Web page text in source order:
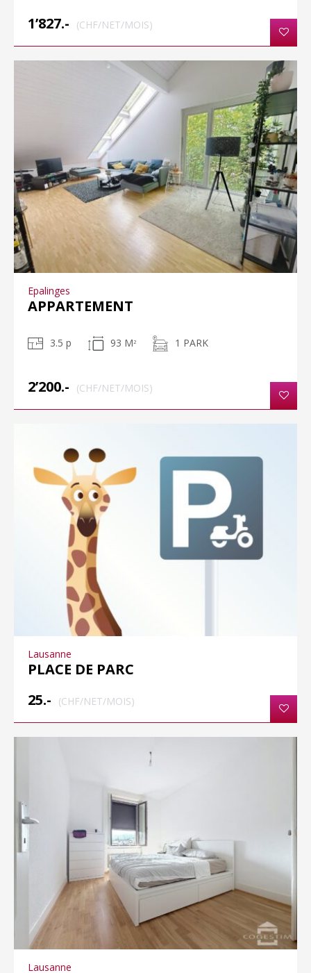
1’827.- (CHF/NET/MOIS)
Epalinges
APPARTEMENT
3.5 p 93 M 2 1 PARK
2’200.- (CHF/NET/MOIS)
Lausanne
PLACE DE PARC
25.-
(CHF/NET/MOIS)
Lausanne